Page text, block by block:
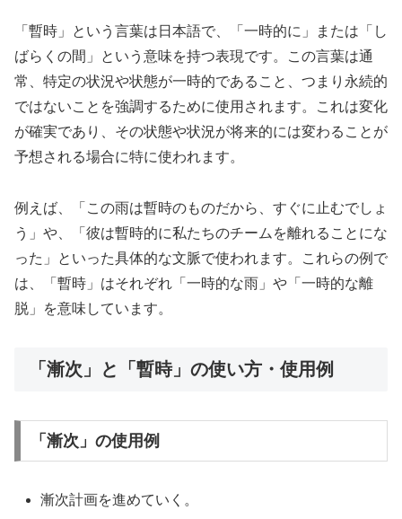
「暫時」という言葉は日本語で、「一時的に」または「し
ばらくの間」という意味を持つ表現です。この言葉は通
常、特定の状況や状態が一時的であること、つまり永続的
ではないことを強調するために使用されます。これは変化
が確実であり、その状態や状況が将来的には変わることが
予想される場合に特に使われます。
例えば、「この雨は暫時のものだから、すぐに止むでしょ
う」や、「彼は暫時的に私たちのチームを離れることにな
った」といった具体的な文脈で使われます。これらの例で
は、「暫時」はそれぞれ「一時的な雨」や「一時的な離
脱」を意味しています。
「漸次」と「暫時」の使い方・使用例
「漸次」の使用例
漸次計画を進めていく。